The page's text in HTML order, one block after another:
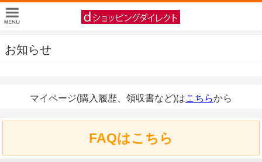
お知らせ
マイページ(購入履歴、領収書など)はこちらから
FAQはこちら